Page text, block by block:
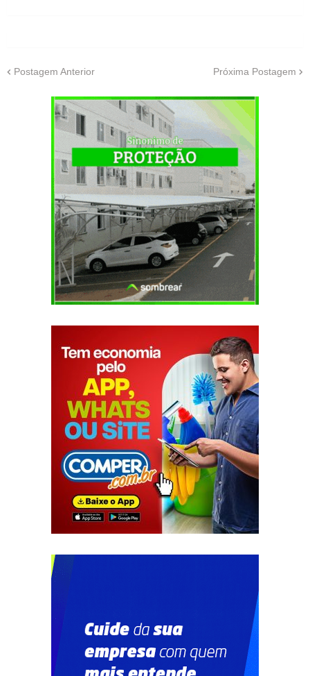
Postagem Anterior Próxima Postagem